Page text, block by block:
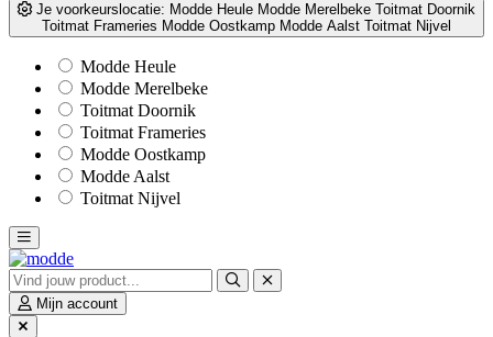
Je voorkeurslocatie: Modde Heule Modde Merelbeke Toitmat Doornik
Toitmat Frameries Modde Oostkamp Modde Aalst Toitmat Nijvel
Modde Heule
Modde Merelbeke
Toitmat Doornik
Toitmat Frameries
Modde Oostkamp
Modde Aalst
Toitmat Nijvel
Mijn account